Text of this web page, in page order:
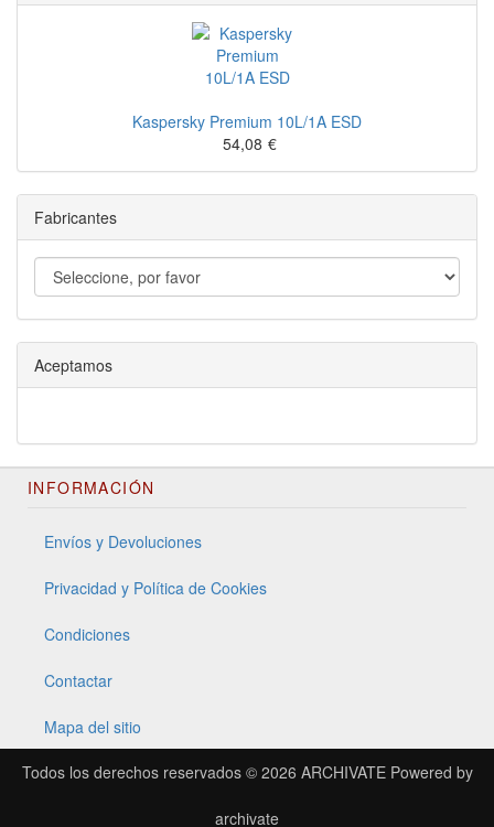
Kaspersky Premium 10L/1A ESD
54,08 €
Fabricantes
Aceptamos
INFORMACIÓN
Envíos y Devoluciones
Privacidad y Política de Cookies
Condiciones
Contactar
Mapa del sitio
Todos los derechos reservados © 2026 ARCHIVATEPowered by
archivate